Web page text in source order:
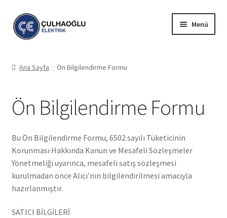
Dolaşıma
geç
İçeriğe
geç
Menü
İade ve Geri Ödeme Politikası
Gizlilik Politikası
Kişisel Verilerin Korunması Kanunu
Teslimat ve Kargo Koşulları
Ana Sayfa Ön Bilgilendirme Formu
Ön Bilgilendirme Formu
Bu Ön Bilgilendirme Formu, 6502 sayılı Tüketicinin
Korunması Hakkında Kanun ve Mesafeli Sözleşmeler
Yönetmeliği uyarınca, mesafeli satış sözleşmesi
kurulmadan önce Alıcı’nın bilgilendirilmesi amacıyla
hazırlanmıştır.
SATICI BİLGİLERİ